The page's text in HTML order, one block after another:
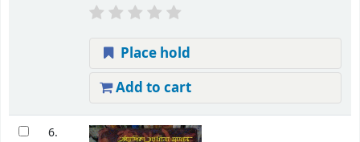
Place hold
Add to cart
6.